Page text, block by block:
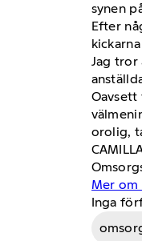
synen
Efter
Jag tror
Oavsett
orolig,
Mer om
Inga